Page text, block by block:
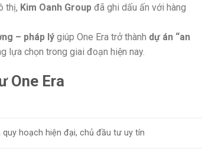
thị, Kim Oanh Group đã ghi dấu ấn với hàng
– pháp lý giúp One Era trở thành dự án “an
lựa chọn trong giai đoạn hiện nay.
One Era
hoạch hiện đại, chủ đầu tư uy tín